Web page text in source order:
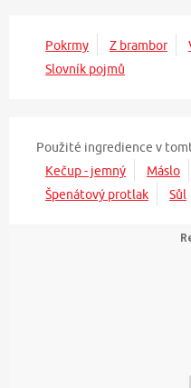
Pokrmy Z brambor
Slovník pojmů
Použité ingredience v
Kečup - jemný
Máslo
Špenátový protlak
Sůl